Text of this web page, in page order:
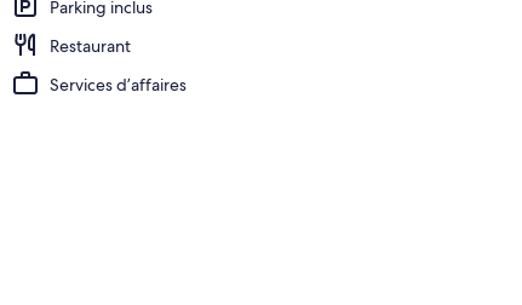
Parking inclus
Restaurant
Services d’affaires